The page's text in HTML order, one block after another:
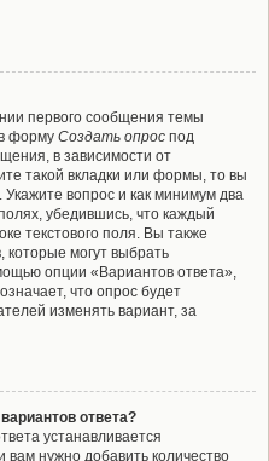
первого сообщения темы
форму Создать опрос под
в зависимости от
такой вкладки или формы, то вы
вопрос и как минимум два
убедившись, что каждый
текстового поля. Вы также
которые могут выбрать
опции «Вариантов ответа»,
что опрос будет
изменять вариант, за
ответа?
устанавливается
нужно добавить количество